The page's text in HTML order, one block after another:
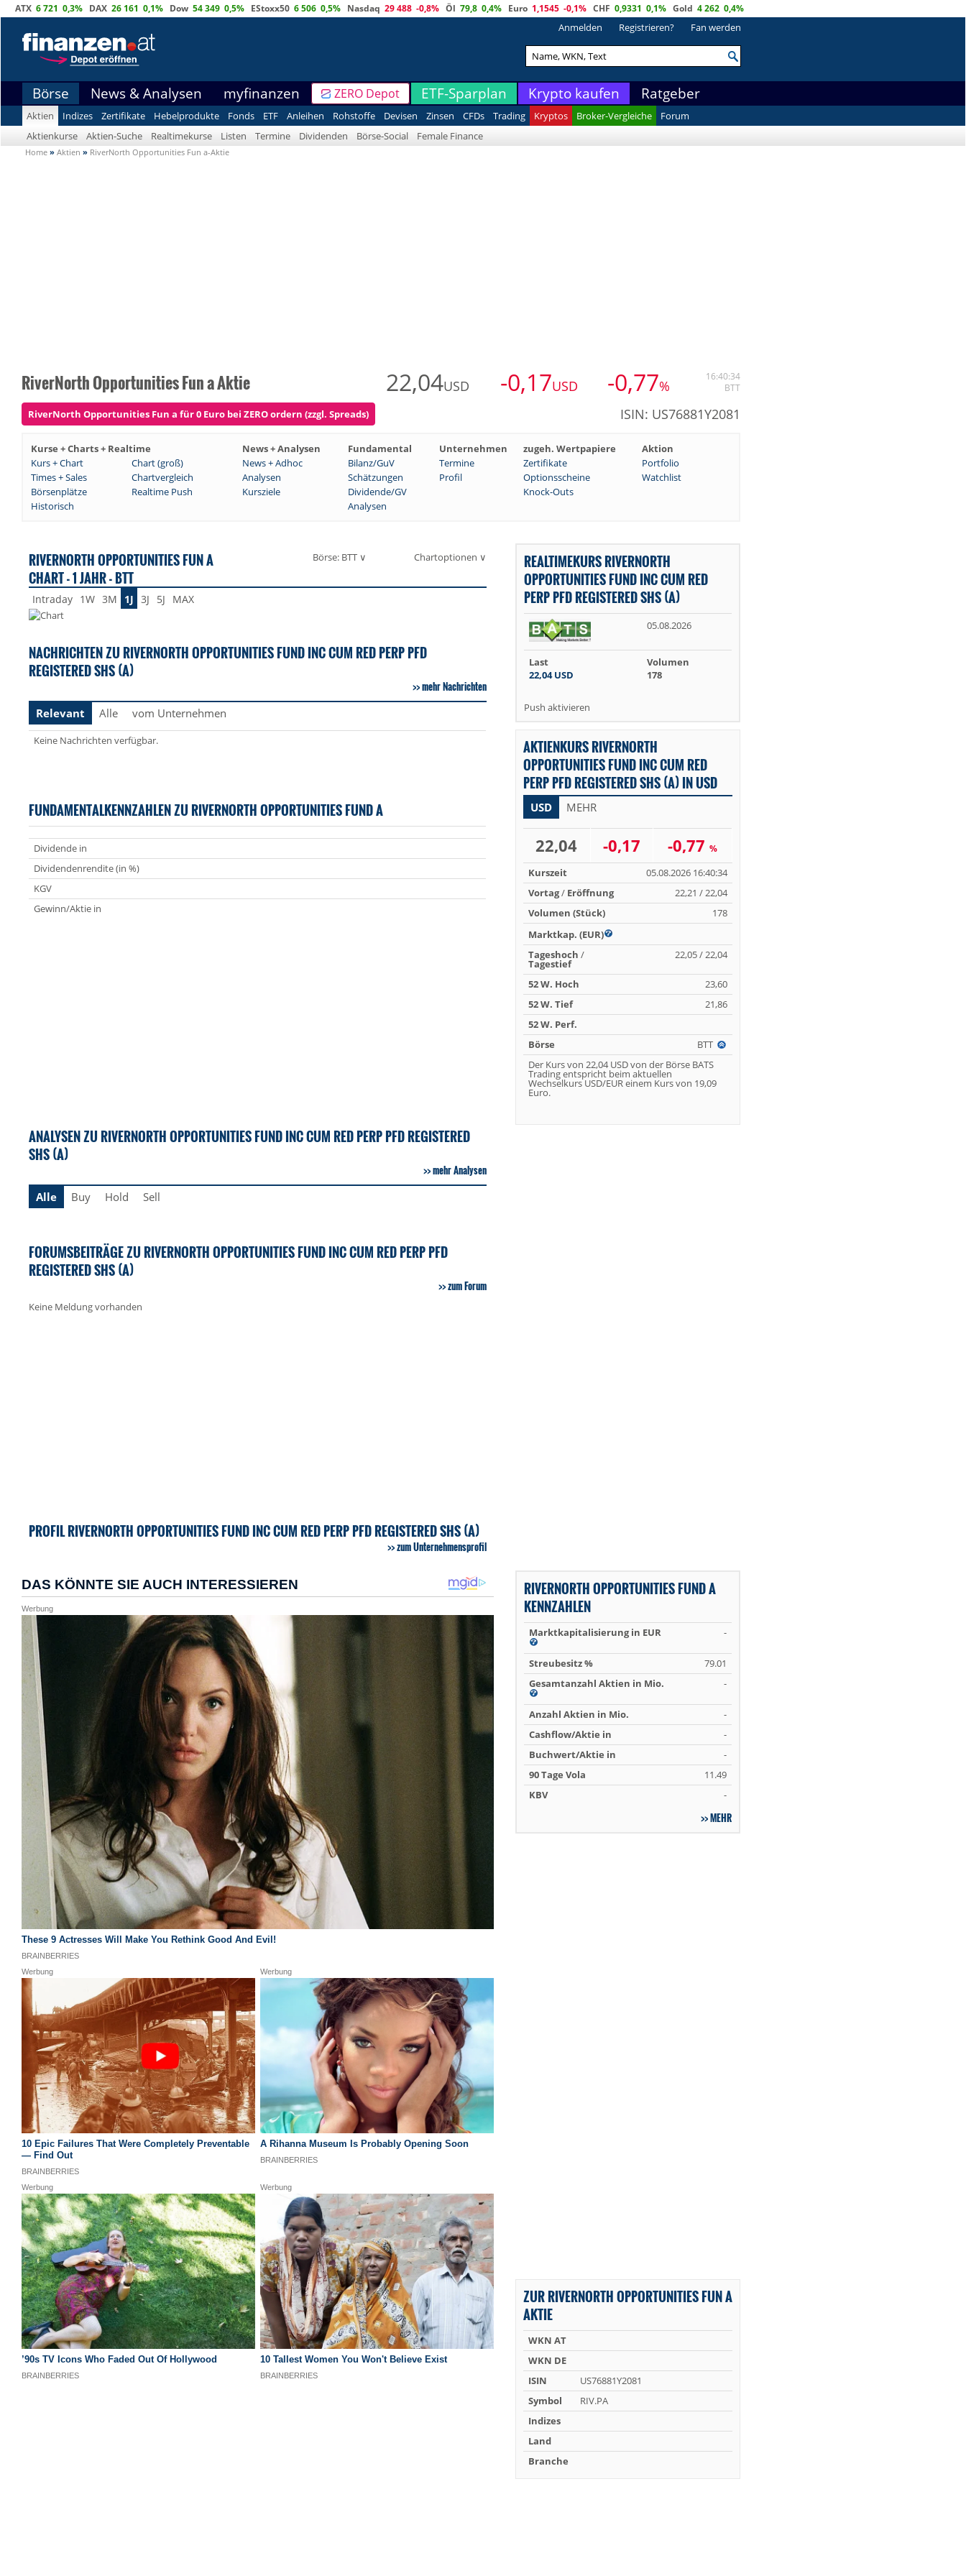
ATX 6 721 0,3% DAX 26 161 0,1% Dow 54 349 0,5% EStoxx50 6 506 0,5% Nasdaq 29 488 -0,8% Öl 79,8 0,4% Euro 1,1545 -0,1% CHF 0,9331 0,1% Gold 4 262 0,4%
Anmelden Registrieren? Fan werden
Börse News & Analysen myfinanzen ZERO Depot ETF-Sparplan Krypto kaufen Ratgeber
Aktien Indizes Zertifikate Hebelprodukte Fonds ETF Anleihen Rohstoffe Devisen Zinsen CFDs Trading Kryptos Broker-Vergleiche
Forum
Aktienkurse
Aktien-Suche Realtimekurse Listen Termine Dividenden Börse-Social Female Finance
Home » Aktien » RiverNorth Opportunities Fun a-Aktie
RiverNorth Opportunities Fun a Aktie 22,04USD -0,17USD -0,77%
16:40:34
BTT
RiverNorth Opportunities Fun a für 0 Euro bei ZERO ordern (zzgl. Spreads) ISIN: US76881Y2081
Kurse + Charts + Realtime News + Analysen Fundamental Unternehmen zugeh. Wertpapiere
Aktion
Kurs + Chart
Chart (groß) News + Adhoc Bilanz/GuV Termine Zertifikate
Portfolio
Times + Sales
Chartvergleich Analysen Schätzungen Profil Optionsscheine
Watchlist
Börsenplätze
Realtime Push Kursziele Dividende/GV
Knock-Outs
Historisch
Analysen
RIVERNORTH OPPORTUNITIES FUN A
CHART - 1 JAHR - BTT
Börse: BTT ∨ Chartoptionen ∨
Intraday 1W 3M 1J 3J 5J MAX
NACHRICHTEN ZU RIVERNORTH OPPORTUNITIES FUND INC CUM RED PERP PFD
REGISTERED SHS (A)
mehr Nachrichten
Relevant
Alle vom Unternehmen
Keine Nachrichten verfügbar.
FUNDAMENTALKENNZAHLEN ZU RIVERNORTH OPPORTUNITIES FUND A
Dividende in
Dividendenrendite (in %)
KGV
Gewinn/Aktie in
ANALYSEN ZU RIVERNORTH OPPORTUNITIES FUND INC CUM RED PERP PFD REGISTERED
SHS (A)
mehr Analysen
Alle
Buy Hold Sell
FORUMSBEITRÄGE ZU RIVERNORTH OPPORTUNITIES FUND INC CUM RED PERP PFD
REGISTERED SHS (A)
zum Forum
Keine Meldung vorhanden
PROFIL RIVERNORTH OPPORTUNITIES FUND INC CUM RED PERP PFD REGISTERED SHS (A)
zum Unternehmensprofil
REALTIMEKURS RIVERNORTH
OPPORTUNITIES FUND INC CUM RED
PERP PFD REGISTERED SHS (A)
05.08.2026
Last
22,04 USD
Volumen
178
Push aktivieren
AKTIENKURS RIVERNORTH
OPPORTUNITIES FUND INC CUM RED
PERP PFD REGISTERED SHS (A) IN USD
USD MEHR
22,04 -0,17 -0,77 %
Kurszeit
05.08.2026 16:40:34
Vortag/ Eröffnung
22,21 / 22,04
Volumen (Stück)
178
Marktkap. (EUR)
Tageshoch /
Tagestief
22,05 / 22,04
52 W. Hoch
23,60
52 W. Tief
21,86
52 W. Perf.
Börse
BTT
Der Kurs von 22,04 USD von der Börse BATS
Trading entspricht beim aktuellen
Wechselkurs USD/EUR einem Kurs von 19,09
Euro.
RIVERNORTH OPPORTUNITIES FUND A
KENNZAHLEN
Marktkapitalisierung in EUR -
Streubesitz %
79.01
Gesamtanzahl Aktien in Mio.
-
Anzahl Aktien in Mio.
-
Cashflow/Aktie in
-
Buchwert/Aktie in
-
90 Tage Vola
11.49
KBV
-
MEHR
ZUR RIVERNORTH OPPORTUNITIES FUN A
AKTIE
WKN AT
WKN DE
ISIN
US76881Y2081
Symbol
RIV.PA
Indizes
Land
Branche